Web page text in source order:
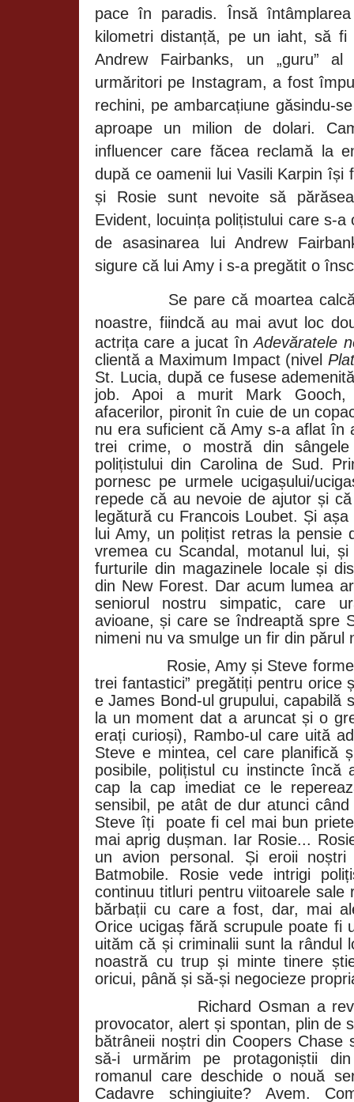
pace în paradis. Însă
kilometri distanță, pe un iaht, să
Andrew Fairbanks, un „guru”
urmăritori pe Instagram, a fost
rechini, pe ambarcațiune găsindu-
aproape un milion de dolari.
influencer care făcea reclamă la
după ce oamenii lui Vasili Karpin își
și Rosie sunt nevoite să
Evident, locuința polițistului care s-
de asasinarea lui Andrew
sigure că lui Amy i s-a pregătit o
Se pare că moartea
noastre, fiindcă au mai avut loc
actrița care a jucat înAdevăratele
clientă a Maximum Impact (nivel
St. Lucia, după ce fusese
job. Apoi a murit Mark
afacerilor, pironit în cuie de un
nu era suficient că Amy s-a aflat în
trei crime, o mostră din
polițistului din Carolina de Sud.
pornesc pe urmele ucigașului/
repede că au nevoie de ajutor și
legătură cu Francois Loubet. Și așa
lui Amy, un polițist retras la pensie
vremea cu Scandal, motanul lui,
furturile din magazinele locale și
din New Forest. Dar acum lumea
seniorul nostru simpatic, care
avioane, și care se îndreaptă spre
nimeni nu va smulge un fir din părul
Rosie, Amy și Steve
trei fantastici” pregătiți pentru orice
e James Bond-ul grupului, capabilă
la un moment dat a aruncat și o
erați curioși), Rambo-ul care uită
Steve e mintea, cel care planifică
posibile, polițistul cu instincte încă
cap la cap imediat ce le
sensibil, pe atât de dur atunci
Steve îți
poate fi cel mai bun
mai aprig dușman. Iar Rosie...
un avion personal. Și eroii
Batmobile. Rosie vede intrigi
continuu titluri pentru viitoarele sale
bărbații cu care a fost, dar, mai
Orice ucigaș fără scrupule poate fi
uităm că și criminalii sunt la rândul
noastră cu trup și minte tinere
oricui, până și să-și negocieze
Richard Osman a
provocator, alert și spontan, plin de
bătrâneii noștri din Coopers Chase
să-i urmărim pe protagoniștii
romanul care deschide o nouă
Cadavre schingiuite? Avem.